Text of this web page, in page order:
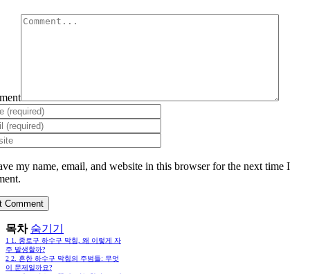
my name, email, and website in this browser for the next time I
목차 숨기기
1 1. 종로구 하수구 막힘, 왜 이렇게 자
주 발생할까?
2 2. 흔한 하수구 막힘의 주범들: 무엇
이 문제일까요?